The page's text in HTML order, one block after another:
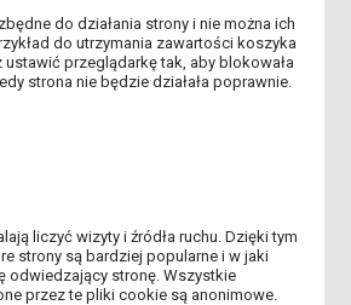
konfiguracji połączenia
logowania do sieci WIFI
1.15M)
do działania strony i nie można ich
do utrzymania zawartości koszyka
przeglądarkę tak, aby blokowała
strona nie będzie działała poprawnie.
liczyć wizyty i źródła ruchu. Dzięki tym
strony są bardziej popularne i w jaki
odwiedzający stronę. Wszystkie
przez te pliki cookie są anonimowe.